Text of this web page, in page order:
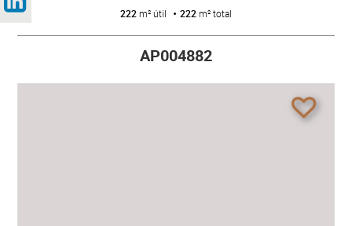
222 m² útil 222 m² total
AP004882